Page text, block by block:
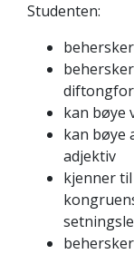
Studenten:
kan bøye
kan bøye
adjektiv
kjenner